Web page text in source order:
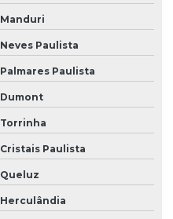
Manduri
Neves Paulista
Palmares Paulista
Dumont
Torrinha
Cristais Paulista
Queluz
Herculândia